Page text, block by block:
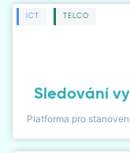
DIALER
ICT TELCO
Sledování
Platforma pro